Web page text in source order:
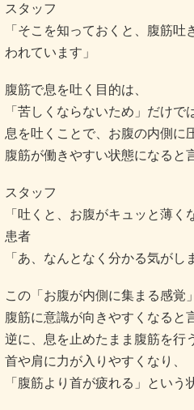
スタッフ
「そこを知っておくと、腹筋
われています」
腹筋で息を吐く目的は、
「苦しくならないため」だけで
息を吐くことで、お腹の内側に
腹筋が働きやすい状態になると
スタッフ
「吐くと、お腹がキュッと薄く
患者
「あ、なんとなく分かる気がし
この「お腹が内側に集まる感覚
腹筋に意識が向きやすくなると
逆に、息を止めたまま腹筋を行
首や肩に力が入りやすくなり、
「腹筋より首が疲れる」という